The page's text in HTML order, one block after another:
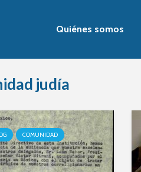
Quiénes somos
judía
COMUNIDAD